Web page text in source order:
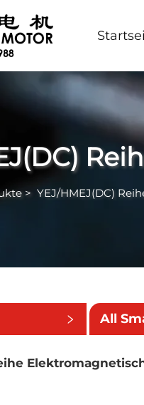
> YEJ/HMEJ(DC)
All